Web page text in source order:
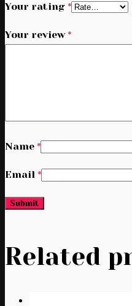
Your rating *
Your review *
Name *
Email *
Related